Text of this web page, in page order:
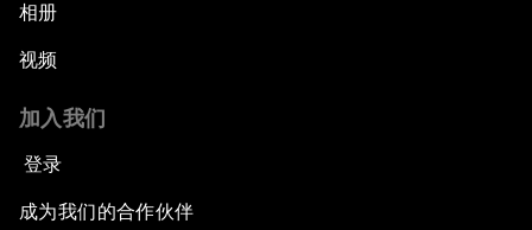
相册
视频
加入我们
登录
成为我们的合作伙伴